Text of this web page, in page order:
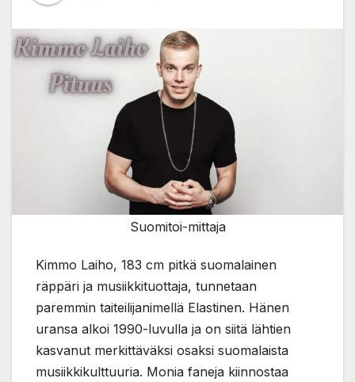
Suomitoi-mittaja
Kimmo Laiho, 183 cm pitkä suomalainen
räppäri ja musiikkituottaja, tunnetaan
paremmin taiteilijanimellä Elastinen. Hänen
uransa alkoi 1990-luvulla ja on siitä lähtien
kasvanut merkittäväksi osaksi suomalaista
musiikkikulttuuria. Monia faneja kiinnostaa